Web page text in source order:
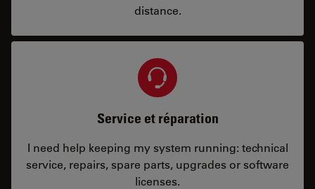
distance.
Service et réparation
I need help keeping my system running: technical
service, repairs, spare parts, upgrades or software
licenses.